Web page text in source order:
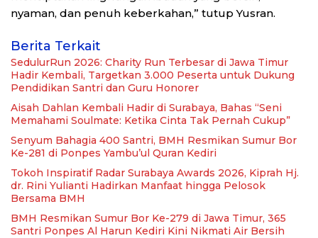
nyaman, dan penuh keberkahan,” tutup Yusran.
Berita Terkait
SedulurRun 2026: Charity Run Terbesar di Jawa Timur
Hadir Kembali, Targetkan 3.000 Peserta untuk Dukung
Pendidikan Santri dan Guru Honorer
Aisah Dahlan Kembali Hadir di Surabaya, Bahas “Seni
Memahami Soulmate: Ketika Cinta Tak Pernah Cukup”
Senyum Bahagia 400 Santri, BMH Resmikan Sumur Bor
Ke-281 di Ponpes Yambu’ul Quran Kediri
Tokoh Inspiratif Radar Surabaya Awards 2026, Kiprah Hj.
dr. Rini Yulianti Hadirkan Manfaat hingga Pelosok
Bersama BMH
BMH Resmikan Sumur Bor Ke-279 di Jawa Timur, 365
Santri Ponpes Al Harun Kediri Kini Nikmati Air Bersih